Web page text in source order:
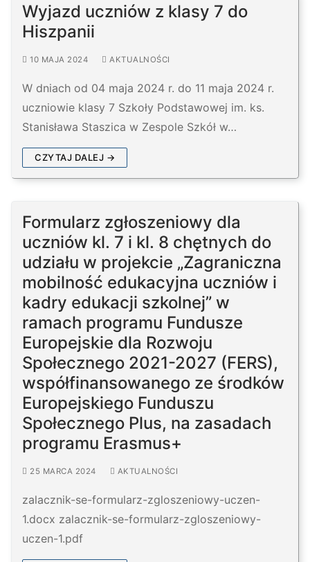
Wyjazd uczniów z klasy 7 do
Hiszpanii
10 MAJA 2024 AKTUALNOŚCI
W dniach od 04 maja 2024 r. do 11 maja 2024 r.
uczniowie klasy 7 Szkoły Podstawowej im. ks.
Stanisława Staszica w Zespole Szkół w…
CZYTAJ DALEJ →
Formularz zgłoszeniowy dla
uczniów kl. 7 i kl. 8 chętnych do
udziału w projekcie „Zagraniczna
mobilność edukacyjna uczniów i
kadry edukacji szkolnej” w
ramach programu Fundusze
Europejskie dla Rozwoju
Społecznego 2021-2027 (FERS),
współfinansowanego ze środków
Europejskiego Funduszu
Społecznego Plus, na zasadach
programu Erasmus+
25 MARCA 2024 AKTUALNOŚCI
zalacznik-se-formularz-zgloszeniowy-uczen-
1.docx zalacznik-se-formularz-zgloszeniowy-
uczen-1.pdf